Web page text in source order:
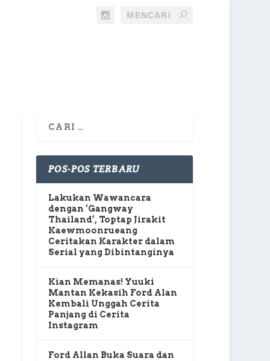
POS-POS TERBARU
Lakukan Wawancara
dengan ‘Gangway
Thailand’, Toptap Jirakit
Kaewmoonrueang
Ceritakan Karakter dalam
Serial yang Dibintanginya
Kian Memanas! Yuuki
Mantan Kekasih Ford Alan
Kembali Unggah Cerita
Panjang di Cerita
Instagram
Ford Allan Buka Suara dan